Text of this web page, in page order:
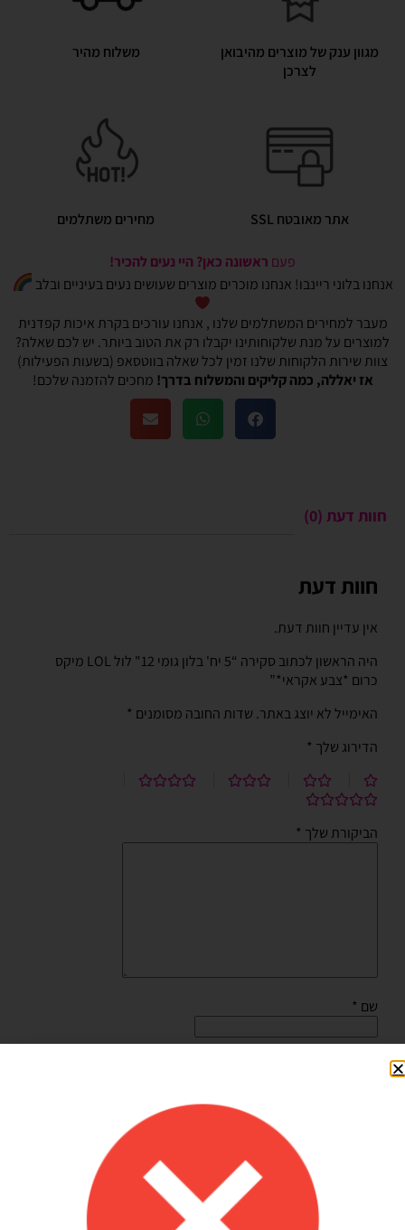
מגוון ענק של מוצרים מהיבואן
לצרכן
משלוח מהיר
אתר מאובטח SSL מחירים משתלמים
פעם ראשונה כאן? היי נעים להכיר!
אנחנו בלוני ריינבו! אנחנו מוכרים מוצרים שעושים נעים בעיניים ובלב
מעבר למחירים המשתלמים שלנו , אנחנו עורכים בקרת איכות קפדנית
למוצרים על מנת שלקוחותינו יקבלו רק את הטוב ביותר. יש לכם שאלה?
צוות שירות הלקוחות שלנו זמין לכל שאלה בווטסאפ (בשעות הפעילות)
אז יאללה, כמה קליקים והמשלוח בדרך! מחכים להזמנה שלכם!
חוות דעת (0)
חוות דעת
אין עדיין חוות דעת.
היה הראשון לכתוב סקירה “5 יח' בלון גומי 12" לול LOL מיקס
כרום *צבע אקראי*”
האימייל לא יוצג באתר. שדות החובה מסומנים *
הדירוג שלך *
הביקורת שלך *
שם *
שמור בדפדפן זה את השם, האימייל והאתר שלי לפעם הבאה